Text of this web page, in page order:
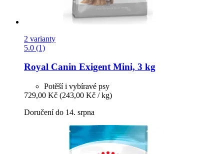
2 varianty
5.0 (1)
Royal Canin Exigent Mini, 3 kg
Potěší i vybíravé psy
729,00 Kč (243,00 Kč / kg)
Doručení do 14. srpna